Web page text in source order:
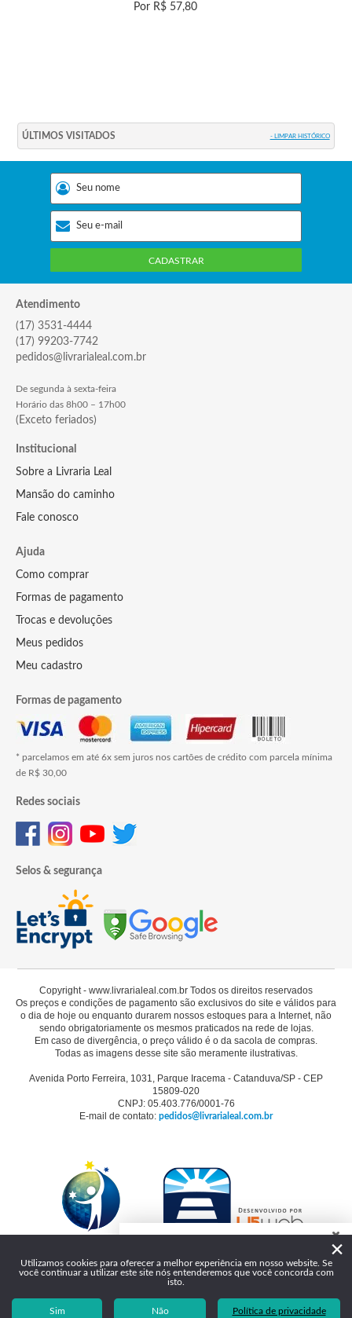
Por R$ 57,80
ÚLTIMOS VISITADOS - LIMPAR HISTÓRICO
CADASTRAR
Atendimento
(17) 3531-4444
(17) 99203-7742
pedidos@livrarialeal.com.br
De segunda à sexta-feira
Horário das 8h00 – 17h00
(Exceto feriados)
Institucional
Sobre a Livraria Leal
Mansão do caminho
Fale conosco
Ajuda
Como comprar
Formas de pagamento
Trocas e devoluções
Meus pedidos
Meu cadastro
Formas de pagamento
* parcelamos em até 6x sem juros nos cartões de crédito com parcela mínima
de R$ 30,00
Redes sociais
Selos & segurança
Copyright - www.livrarialeal.com.br Todos os direitos reservados
Os preços e condições de pagamento são exclusivos do site e válidos para
o dia de hoje ou enquanto durarem nossos estoques para a Internet, não
sendo obrigatoriamente os mesmos praticados na rede de lojas.
Em caso de divergência, o preço válido é o da sacola de compras.
Todas as imagens desse site são meramente ilustrativas.
Avenida Porto Ferreira, 1031, Parque Iracema - Catanduva/SP - CEP
15809-020
CNPJ: 05.403.776/0001-76
E-mail de contato: pedidos@livrarialeal.com.br
×
Utilizamos cookies para oferecer a melhor experiência em nosso website. Se
você continuar a utilizar este site nós entenderemos que você concorda com
isto.
Sim Não Política de privacidade
Como podemos te ajudar?
Olá, seja bem-vindo à Livraria Leal!
Tire sua dúvida